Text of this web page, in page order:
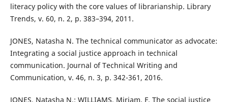
literacy policy with the core values of librarianship. Library
Trends, v. 60, n. 2, p. 383–394, 2011.
JONES, Natasha N. The technical communicator as advocate:
Integrating a social justice approach in technical
communication. Journal of Technical Writing and
Communication, v. 46, n. 3, p. 342-361, 2016.
JONES, Natasha N.; WILLIAMS, Miriam. F. The social justice